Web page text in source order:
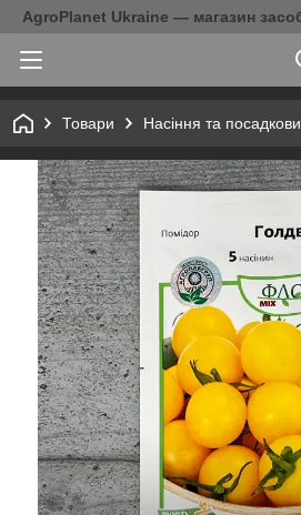
AgroPlanet Ukraine — магазин
Товари Насіння та